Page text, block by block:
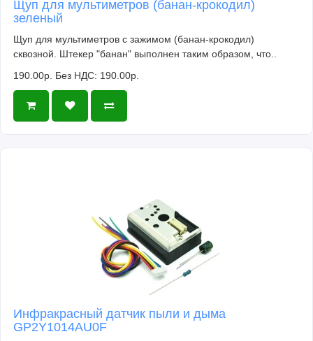
Щуп для мультиметров (банан-крокодил)
зеленый
Щуп для мультиметров с зажимом (банан-крокодил)
сквозной. Штекер "банан" выполнен таким образом, что..
190.00р. Без НДС: 190.00р.
Инфракрасный датчик пыли и дыма
GP2Y1014AU0F